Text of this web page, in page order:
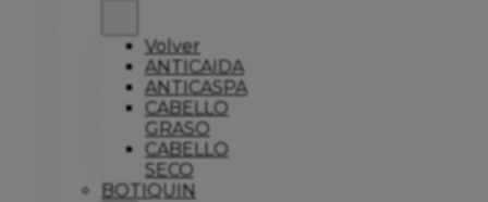
Volver
ANTICAIDA
ANTICASPA
CABELLO
GRASO
CABELLO
SECO
BOTIQUIN